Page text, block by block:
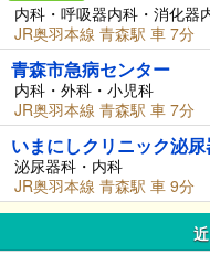
内科・呼吸器内科・消化器
JR奥羽本線 青森駅 車 7分
青森市急病センター
内科・外科・小児科
JR奥羽本線 青森駅 車 7分
いまにしクリニック泌
泌尿器科・内科
JR奥羽本線 青森駅 車 9分